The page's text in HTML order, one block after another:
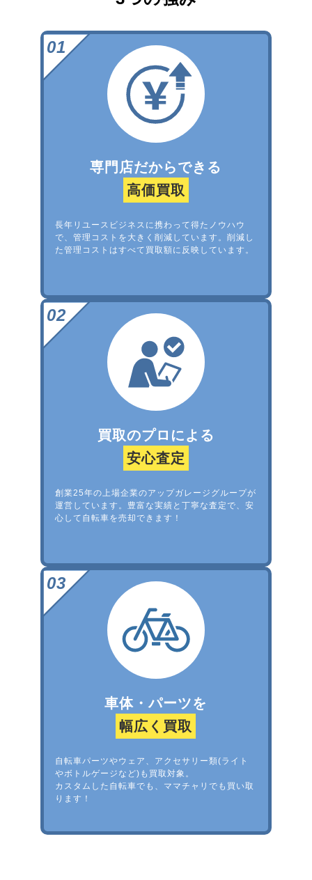
専門店だからできる
高価買取
長年リユースビジネスに携わって得たノウハウ
で、管理コストを大きく削減しています。削減し
た管理コストはすべて買取額に反映しています。
買取のプロによる
安心査定
創業25年の上場企業のアップガレージグループが
運営しています。豊富な実績と丁寧な査定で、安
心して自転車を売却できます！
車体・パーツを
幅広く買取
自転車パーツやウェア、アクセサリー類(ライト
やボトルゲージなど)も買取対象。
カスタムした自転車でも、ママチャリでも買い取
ります！